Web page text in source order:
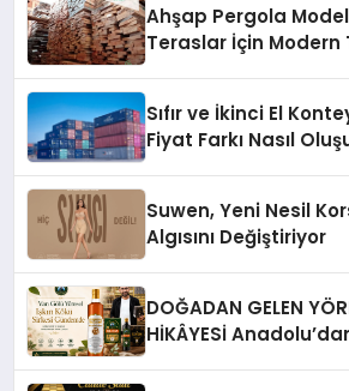
Ahşap Pergola
Teraslar İçin Modern
Sıfır ve İkinci El
Fiyat Farkı Nasıl
Suwen, Yeni Nesil
Algısını Değiştiriyor
DOĞADAN GELEN
HİKÂYESİ